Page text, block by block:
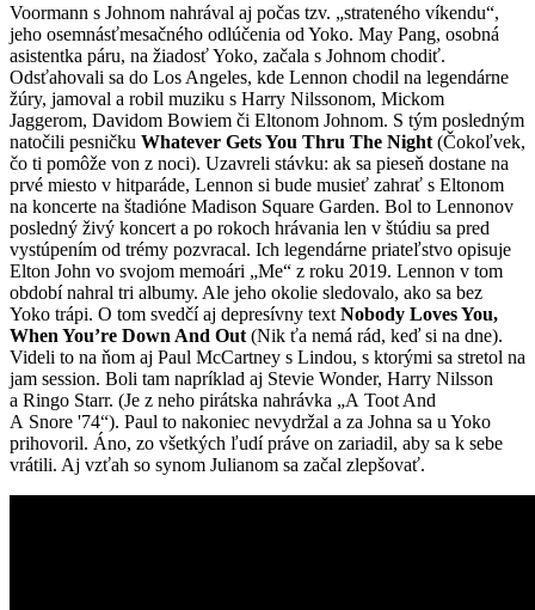
Voormann s Johnom nahrával aj počas tzv. „strateného víkendu“,
jeho osemnásťmesačného odlúčenia od Yoko. May Pang, osobná
asistentka páru, na žiadosť Yoko, začala s Johnom chodiť.
Odsťahovali sa do Los Angeles, kde Lennon chodil na legendárne
žúry, jamoval a robil muziku s Harry Nilssonom, Mickom
Jaggerom, Davidom Bowiem či Eltonom Johnom. S tým posledným
natočili pesničku Whatever Gets You Thru The Night (Čokoľvek,
čo ti pomôže von z noci). Uzavreli stávku: ak sa pieseň dostane na
prvé miesto v hitparáde, Lennon si bude musieť zahrať s Eltonom
na koncerte na štadióne Madison Square Garden. Bol to Lennonov
posledný živý koncert a po rokoch hrávania len v štúdiu sa pred
vystúpením od trémy pozvracal. Ich legendárne priateľstvo opisuje
Elton John vo svojom memoári „Me“ z roku 2019. Lennon v tom
období nahral tri albumy. Ale jeho okolie sledovalo, ako sa bez
Yoko trápi. O tom svedčí aj depresívny text Nobody Loves You,
When You’re Down And Out (Nik ťa nemá rád, keď si na dne).
Videli to na ňom aj Paul McCartney s Lindou, s ktorými sa stretol na
jam session. Boli tam napríklad aj Stevie Wonder, Harry Nilsson
a Ringo Starr. (Je z neho pirátska nahrávka „A Toot And
A Snore '74“). Paul to nakoniec nevydržal a za Johna sa u Yoko
prihovoril. Áno, zo všetkých ľudí práve on zariadil, aby sa k sebe
vrátili. Aj vzťah so synom Julianom sa začal zlepšovať.